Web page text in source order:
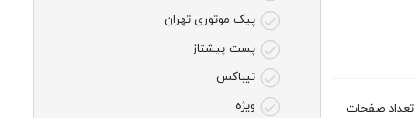
تعداد صفحات
پیک موتوری تهران
پست پیشتاز
تیباکس
ویژه